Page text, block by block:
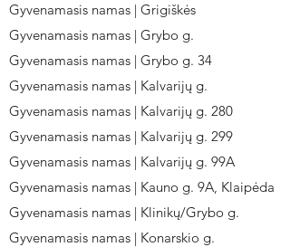
Gyvenamasis namas | Grigiškės
Gyvenamasis namas | Grybo g.
Gyvenamasis namas | Grybo g. 34
Gyvenamasis namas | Kalvarijų g.
Gyvenamasis namas | Kalvarijų g. 280
Gyvenamasis namas | Kalvarijų g. 299
Gyvenamasis namas | Kalvarijų g. 99A
Gyvenamasis namas | Kauno g. 9A, Klaipėda
Gyvenamasis namas | Klinikų/Grybo g.
Gyvenamasis namas | Konarskio g.